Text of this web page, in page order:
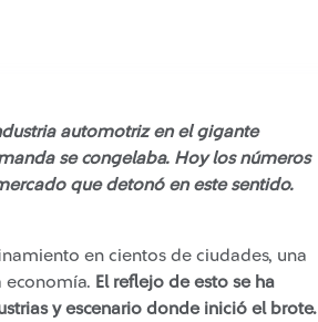
automotriz en el gigante
se congelaba. Hoy los números
que detonó en este sentido.
en cientos de ciudades, una
economía. El reflejo de esto se ha
y escenario donde inició el brote.